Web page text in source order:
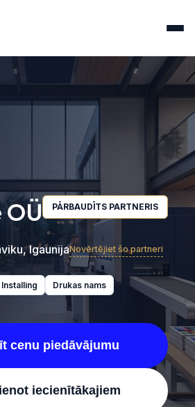
OÜ PĀRBAUDĪTS PARTNERIS
IgaunijaNovērtējiet šo partneri
Installing Drukas nams
cenu piedāvājumu
iecienītākajiem